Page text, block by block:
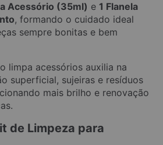
Acessório (35ml) e 1 Flanela
, formando o cuidado ideal
sempre bonitas e bem
limpa acessórios auxilia na
superficial, sujeiras e resíduos
mais brilho e renovação
de Limpeza para